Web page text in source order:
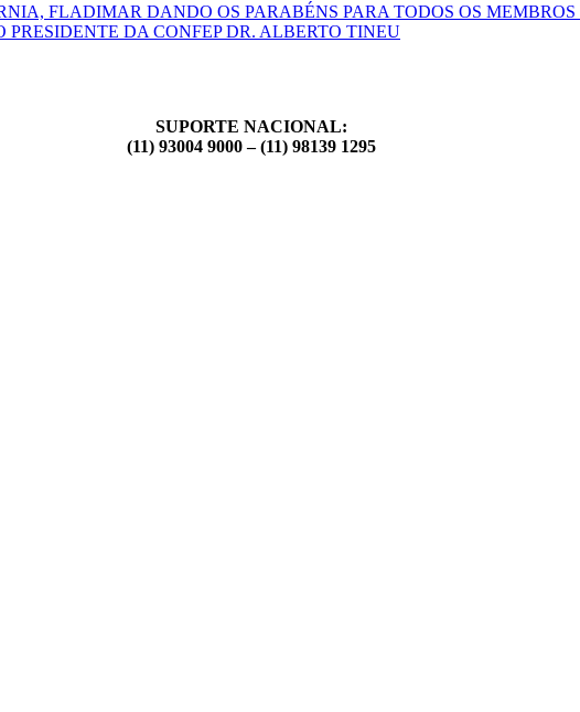
FLADIMAR DANDO OS PARABÉNS PARA TODOS OS
DA CONFEP DR. ALBERTO TINEU
SUPORTE NACIONAL:
(11) 93004 9000 – (11) 98139 1295